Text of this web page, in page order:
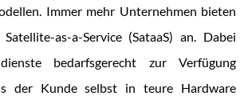
Immer mehr Unternehmen bieten
as-a-Service (SataaS) an. Dabei
bedarfsgerecht zur Verfügung
der Kunde selbst in teure Hardware